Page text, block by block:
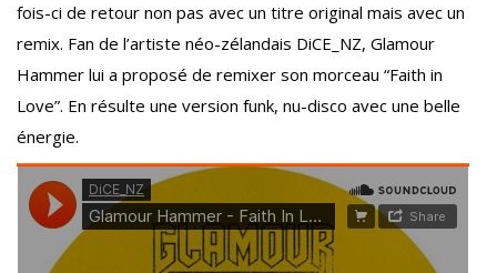
fois-ci de retour non pas avec un titre original mais avec un
remix. Fan de l’artiste néo-zélandais DiCE_NZ, Glamour
Hammer lui a proposé de remixer son morceau “Faith in
Love”. En résulte une version funk, nu-disco avec une belle
énergie.